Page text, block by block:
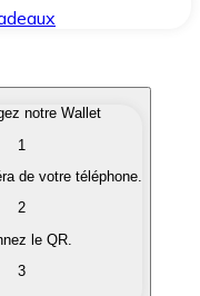
vous intéressent
en monnaie
notre Wallet
1
de votre téléphone.
2
le QR.
3